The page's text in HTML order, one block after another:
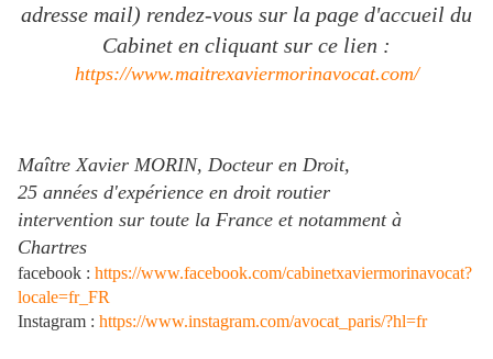
adresse mail) rendez-vous sur la page d'accueil du
Cabinet en cliquant sur ce lien :
https://www.maitrexaviermorinavocat.com/
Maître Xavier MORIN, Docteur en Droit,
25 années d'expérience en droit routier
intervention sur toute la France et notamment à
Chartres
facebook : https://www.facebook.com/cabinetxaviermorinavocat?
locale=fr_FR
Instagram : https://www.instagram.com/avocat_paris/?hl=fr